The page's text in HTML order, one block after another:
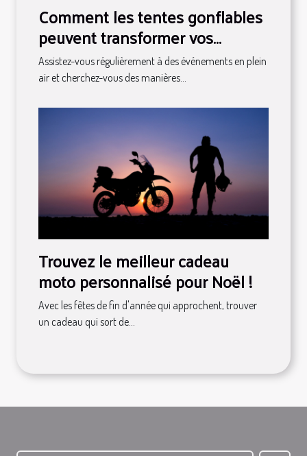
Comment les tentes gonflables
peuvent transformer vos
événements en spectacles
Assistez-vous régulièrement à des événements en plein
air et cherchez-vous des manières...
Trouvez le meilleur cadeau
moto personnalisé pour Noël !
Avec les fêtes de fin d'année qui approchent, trouver
un cadeau qui sort de...